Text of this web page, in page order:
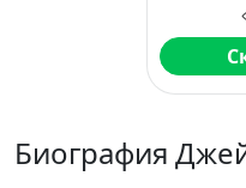
Биография